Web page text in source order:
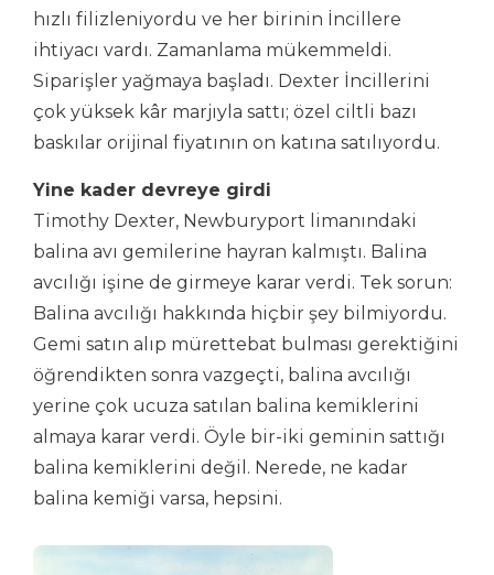
hızlı filizleniyordu ve her birinin İncillere
ihtiyacı vardı. Zamanlama mükemmeldi.
Siparişler yağmaya başladı. Dexter İncillerini
çok yüksek kâr marjıyla sattı; özel ciltli bazı
baskılar orijinal fiyatının on katına satılıyordu.
Yine kader devreye girdi
Timothy Dexter, Newburyport limanındaki
balina avı gemilerine hayran kalmıştı. Balina
avcılığı işine de girmeye karar verdi. Tek sorun:
Balina avcılığı hakkında hiçbir şey bilmiyordu.
Gemi satın alıp mürettebat bulması gerektiğini
öğrendikten sonra vazgeçti, balina avcılığı
yerine çok ucuza satılan balina kemiklerini
almaya karar verdi. Öyle bir-iki geminin sattığı
balina kemiklerini değil. Nerede, ne kadar
balina kemiği varsa, hepsini.